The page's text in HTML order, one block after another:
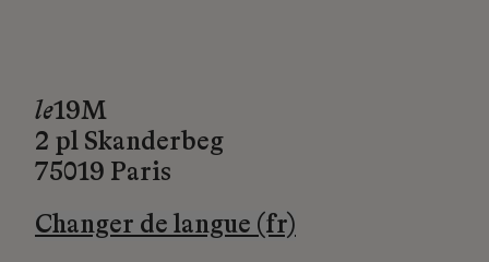
le19M
2 pl Skanderbeg
75019 Paris
Changer de langue (fr)